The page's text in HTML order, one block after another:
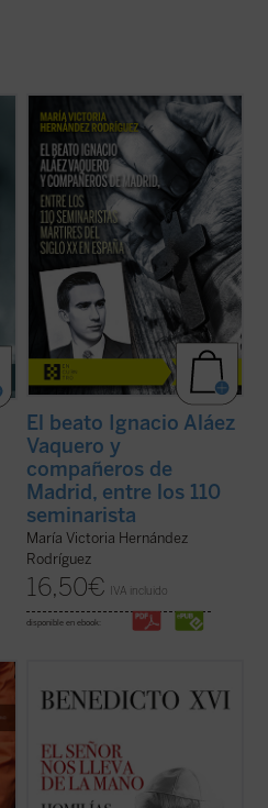
La beatificación de estos 11 mártires, en
2026, coincide con el noventa aniversario
de la explosión sangrienta, en 1936, de la
persecución del siglo XX en España. La
postuladora de su Causa de beatificación
presenta aquí una breve pero ...
(ver ficha)
El beato Ignacio Aláez
Vaquero y
compañeros de
Madrid, entre los 110
seminarista
María Victoria Hernández
Rodríguez
16,50€ IVA incluido
disponible en ebook:
libertad de espíritu de Joseph Ratzinger
resplandecen plenamente en estas
actualidad de la vida del creyente. ...
ficha)